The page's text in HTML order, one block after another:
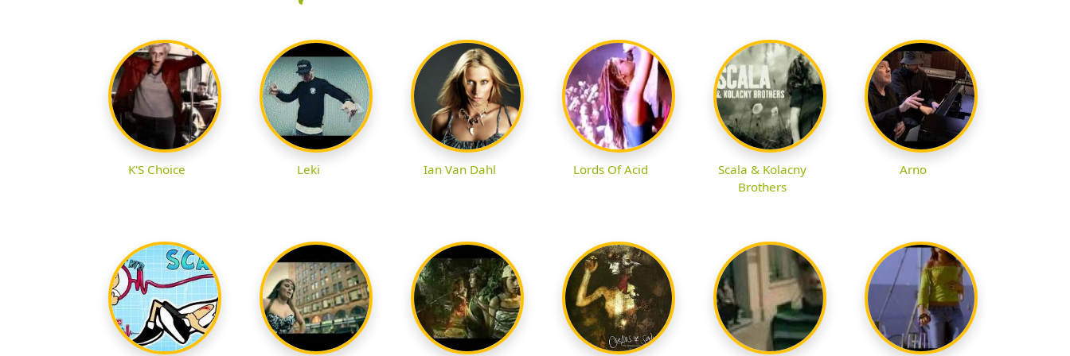
K'S Choice Leki Ian Van Dahl Lords Of Acid
Scala & Kolacny
Brothers
Arno